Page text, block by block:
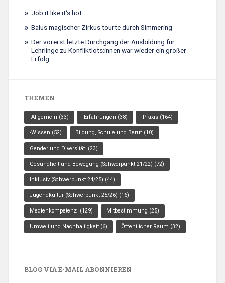
Job it like it‘s hot
Balus magischer Zirkus tourte durch Simmering
Der vorerst letzte Durchgang der Ausbildung für
Lehrlinge zu Konfliktlots:innen war wieder ein großer
Erfolg
THEMEN
-Allgemein (33) -Erfahrungen (38) -Praxis(164)
-Wissen (52) Bildung, Schule und Beruf(10)
Gender und Diversität (23)
Gesundheit und Bewegung (Schwerpunkt 21/22) (72)
Inklusiv (Schwerpunkt 24/25) (44)
Jugendkultur (Schwerpunkt 25/26) (16)
Medienkompetenz (129) Mitbestimmung (25)
Umwelt und Nachhaltigkeit(6) Öffentlicher Raum (32)
BLOG VIA E-MAIL ABONNIEREN